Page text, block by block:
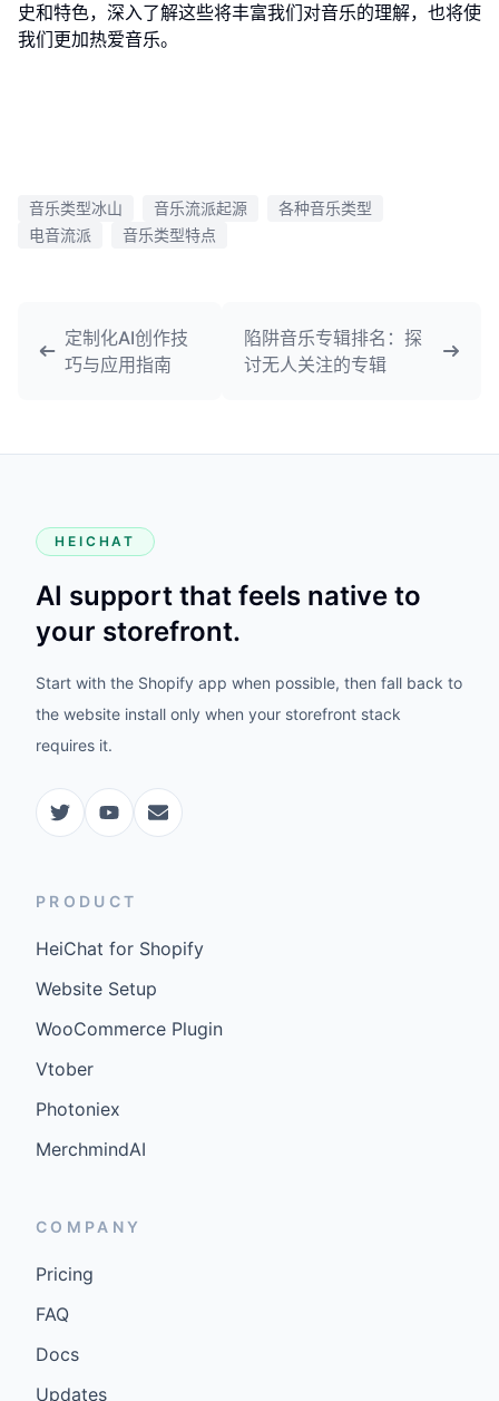
史和特色，深入了解这些将丰富我们对音乐的理解，也将使
我们更加热爱音乐。
音乐类型冰山 音乐流派起源
各种音乐类型
电音流派
音乐类型特点
定制化AI创作技
巧与应用指南
陷阱音乐专辑排名：探
讨无人关注的专辑
HEICHAT
AI support that feels native to
your storefront.
Start with the Shopify app when possible, then fall back to
the website install only when your storefront stack
requires it.
PRODUCT
HeiChat for Shopify
Website Setup
WooCommerce Plugin
Vtober
Photoniex
MerchmindAI
COMPANY
Pricing
FAQ
Docs
Updates